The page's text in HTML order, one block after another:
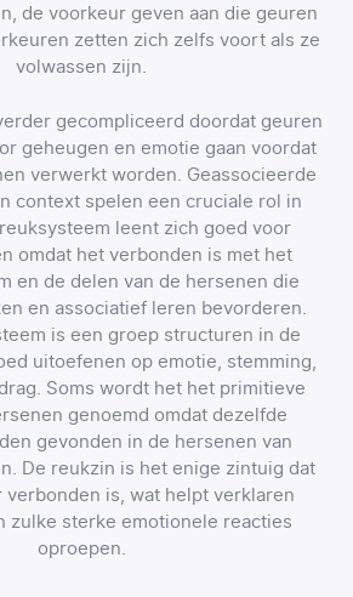
de voorkeur geven aan die geuren
zetten zich zelfs voort als ze
volwassen zijn.
gecompliceerd doordat geuren
geheugen en emotie gaan voordat
verwerkt worden. Geassocieerde
context spelen een cruciale rol in
leent zich goed voor
omdat het verbonden is met het
en de delen van de hersenen die
en associatief leren bevorderen.
is een groep structuren in de
uitoefenen op emotie, stemming,
Soms wordt het het primitieve
genoemd omdat dezelfde
gevonden in de hersenen van
De reukzin is het enige zintuig dat
verbonden is, wat helpt verklaren
zulke sterke emotionele reacties
oproepen.